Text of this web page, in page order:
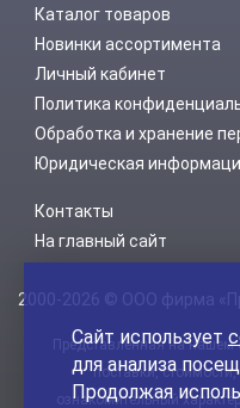
Каталог товаров
Новинки ассортимента
Личный кабинет
Политика
Обработка и хранение
Юридическая
Контакты
На главный сайт
2000-2026 © ООО фирма
Представленная на нашем
поставки, стоимости,
ознакомительный
Сайт использует
для анализа
Продолжая